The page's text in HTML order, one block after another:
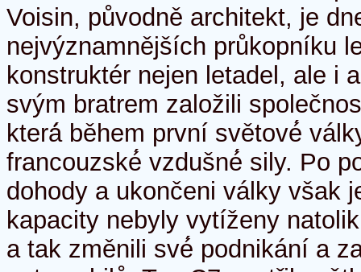
Voisin, původně architekt, je
nejvýznamnějších průkopníku
konstruktér nejen letadel, ale i
svým bratrem založili
která́ během první světové́
francouzské́ vzdušné́ sily. Po
dohody a ukončeni války však
kapacity nebyly vytíženy
a tak změnili své́ podnikání a